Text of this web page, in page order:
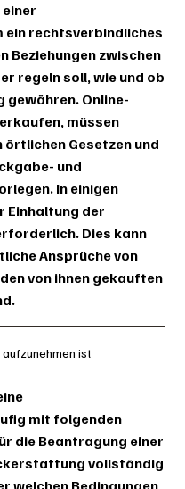
rechtsverbindliches
Beziehungen zwischen
regeln soll, wie und ob
gewähren. Online-
müssen
Gesetzen und
und
In einigen
Einhaltung der
Dies kann
Ansprüche von
von ihnen gekauften
ist
mit folgenden
die Beantragung einer
vollständig